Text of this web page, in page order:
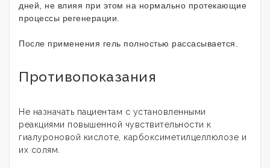
дней, не влияя при этом на нормально протекающие
процессы регенерации.
После применения гель полностью рассасывается.
Противопоказания
Не назначать пациентам с установленными
реакциями повышенной чувствительности к
гиалуроновой кислоте, карбоксиметилцеллюлозе и
их солям.